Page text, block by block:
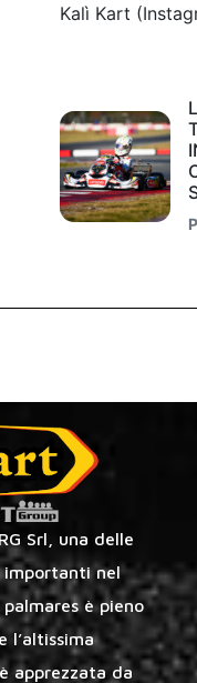
Kalì Kart
Srl, una delle
importanti nel
è pieno
l’altissima
apprezzata da